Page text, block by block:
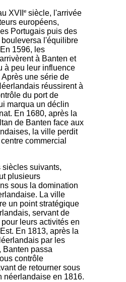
XVII e siècle, l'arrivée
européens,
Portugais puis des
l'équilibre
1596, les
à Banten et
à peu leur influence
une série de
réussirent à
du port de
marqua un déclin
En 1680, après la
de Banten face aux
la ville perdit
commercial
siècles suivants,
plusieurs
sous la domination
La ville
un point stratégique
servant de
leurs activités en
En 1813, après la
par les
Banten passa
contrôle
de retourner sous
néerlandaise en 1816.